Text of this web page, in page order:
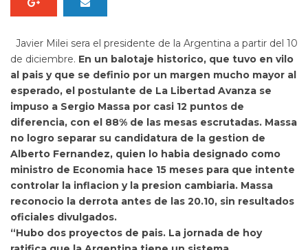
Javier Milei sera el presidente de la Argentina a partir del 10
de diciembre. En un balotaje historico, que tuvo en vilo
al pais y que se definio por un margen mucho mayor al
esperado, el postulante de La Libertad Avanza se
impuso a Sergio Massa por casi 12 puntos de
diferencia, con el 88% de las mesas escrutadas. Massa
no logro separar su candidatura de la gestion de
Alberto Fernandez, quien lo habia designado como
ministro de Economia hace 15 meses para que intente
controlar la inflacion y la presion cambiaria. Massa
reconocio la derrota antes de las 20.10, sin resultados
oficiales divulgados.
“Hubo dos proyectos de pais. La jornada de hoy